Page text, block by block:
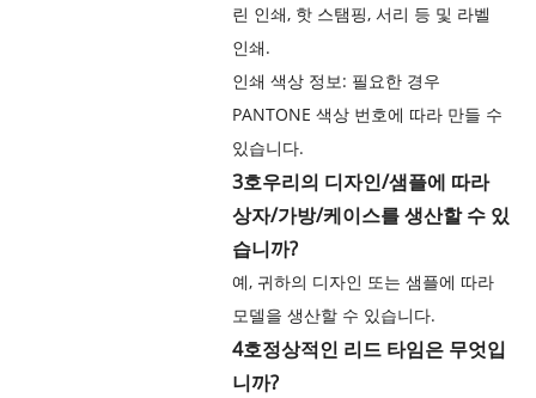
린 인쇄, 핫 스탬핑, 서리 등 및 라벨
인쇄.
인쇄 색상 정보: 필요한 경우
PANTONE 색상 번호에 따라 만들 수
있습니다.
3호우리의 디자인/샘플에 따라
상자/가방/케이스를 생산할 수 있
습니까?
예, 귀하의 디자인 또는 샘플에 따라
모델을 생산할 수 있습니다.
4호정상적인 리드 타임은 무엇입
니까?